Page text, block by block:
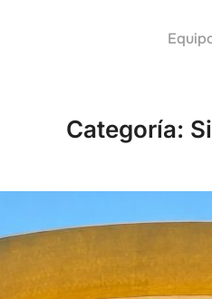
Categoría: